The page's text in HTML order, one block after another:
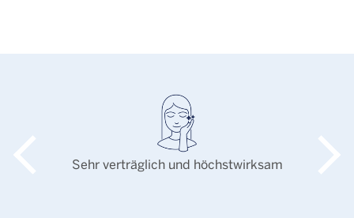
Sehr verträglich und höchstwirksam